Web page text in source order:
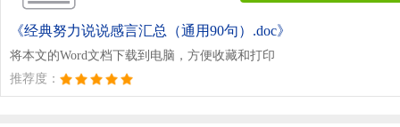
《经典努力说说感言汇总（通用90句）.doc》
将本文的Word文档下载到电脑，方便收藏和打印
推荐度：